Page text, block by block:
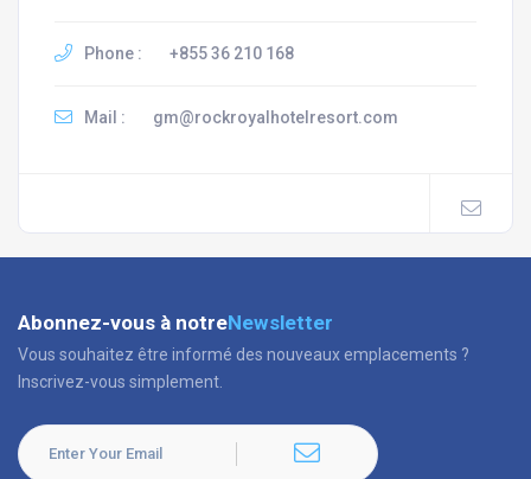
Phone : +855 36 210 168
Mail : gm@rockroyalhotelresort.com
Abonnez-vous à notreNewsletter
Vous souhaitez être informé des nouveaux emplacements ?
Inscrivez-vous simplement.